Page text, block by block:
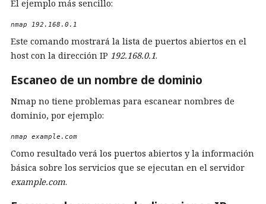
El ejemplo más sencillo:
nmap 192.168.0.1
Este comando mostrará la lista de puertos abiertos en el
host con la dirección IP 192.168.0.1.
Escaneo de un nombre de dominio
Nmap no tiene problemas para escanear nombres de
dominio, por ejemplo:
nmap example.com
Como resultado verá los puertos abiertos y la información
básica sobre los servicios que se ejecutan en el servidor
example.com.